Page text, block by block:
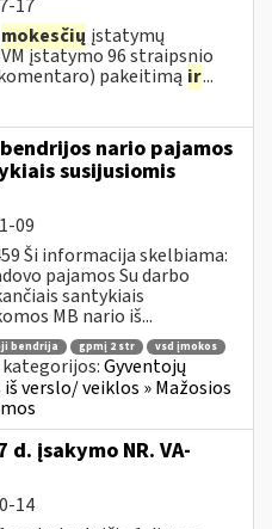
17
mokesčių įstatymų
įstatymo 96 straipsnio
pakeitimą ir...
nario pajamos
susijusiomis
09
Ši informacija skelbiama:
pajamos Su darbo
santykiais
MB nario iš...
bendrija gpmį 2 str
vsd įmokos
Gyventojų
verslo/ veiklos » Mažosios
d. įsakymo NR. VA-
14